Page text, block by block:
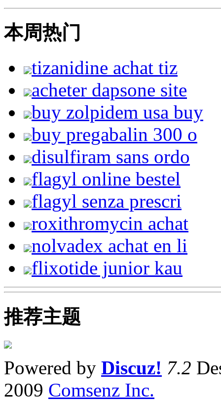
本周热门
tizanidine achat tiz
acheter dapsone site
buy zolpidem usa buy
buy pregabalin 300 o
disulfiram sans ordo
flagyl online bestel
flagyl senza prescri
roxithromycin achat
nolvadex achat en li
flixotide junior kau
推荐主题
Powered by Discuz! 7.2
2009 Comsenz Inc.